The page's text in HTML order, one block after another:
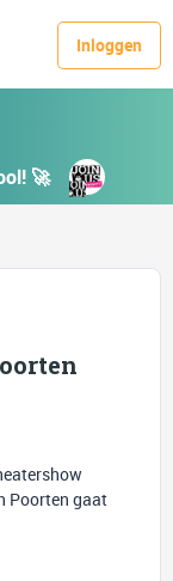
Inloggen
🚀
Poorten gaat